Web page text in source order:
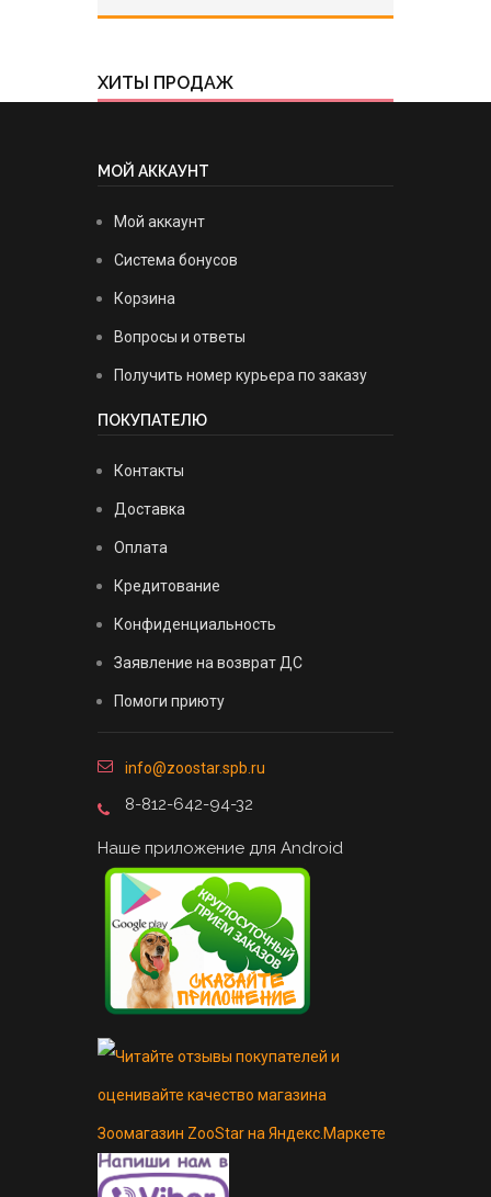
ХИТЫ ПРОДАЖ
МОЙ АККАУНТ
Мой аккаунт
Система бонусов
Корзина
Вопросы и ответы
Получить номер курьера по заказу
ПОКУПАТЕЛЮ
Контакты
Доставка
Оплата
Кредитование
Конфиденциальность
Заявление на возврат ДС
Помоги приюту
info@zoostar.spb.ru
8-812-642-94-32
Наше приложение для Android